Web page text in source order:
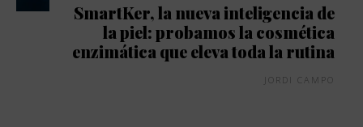
SmartKer, la nueva inteligencia de
la piel: probamos la cosmética
enzimática que eleva toda la rutina
JORDI CAMPO